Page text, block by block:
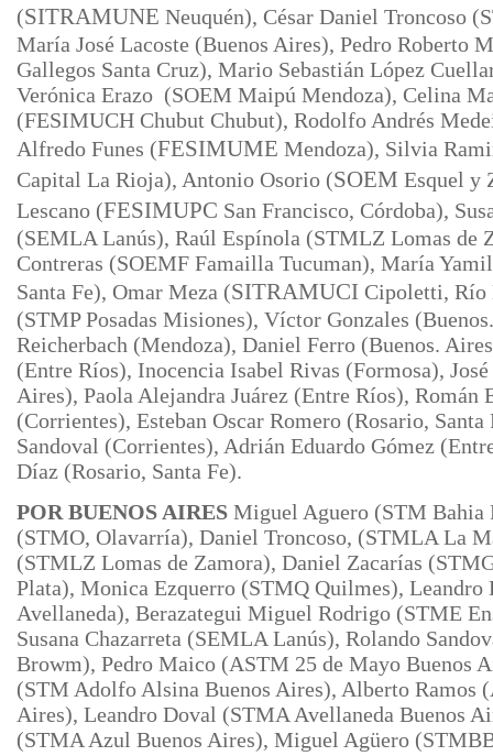
(SITRAMUNE Neuquén), César Daniel Troncoso
María José Lacoste (Buenos Aires), Pedro Roberto
Gallegos Santa Cruz), Mario Sebastián López
Verónica Erazo (SOEM Maipú Mendoza), Celina
(FESIMUCH Chubut Chubut), Rodolfo Andrés
Alfredo Funes (FESIMUME Mendoza), Silvia
Capital La Rioja), Antonio Osorio (SOEM Esquel y
Lescano (FESIMUPC San Francisco, Córdoba),
(SEMLA Lanús), Raúl Espínola (STMLZ Lomas de
Contreras (SOEMF Famailla Tucuman), María
Santa Fe), Omar Meza (SITRAMUCI Cipoletti, Río
(STMP Posadas Misiones), Víctor Gonzales
Reicherbach (Mendoza), Daniel Ferro (Buenos.
(Entre Ríos), Inocencia Isabel Rivas (Formosa),
Aires), Paola Alejandra Juárez (Entre Ríos), Román
(Corrientes), Esteban Oscar Romero (Rosario,
Sandoval (Corrientes), Adrián Eduardo Gómez
Díaz (Rosario, Santa Fe).
POR BUENOS AIRESMiguel Aguero (STM Bahia
(STMO, Olavarría), Daniel Troncoso, (STMLA La
(STMLZ Lomas de Zamora), Daniel Zacarías
Plata), Monica Ezquerro (STMQ Quilmes), Leandro
Avellaneda), Berazategui Miguel Rodrigo (STME
Susana Chazarreta (SEMLA Lanús), Rolando
Browm), Pedro Maico (ASTM 25 de Mayo Buenos
(STM Adolfo Alsina Buenos Aires), Alberto Ramos
Aires), Leandro Doval (STMA Avellaneda Buenos
(STMA Azul Buenos Aires), Miguel Agüero